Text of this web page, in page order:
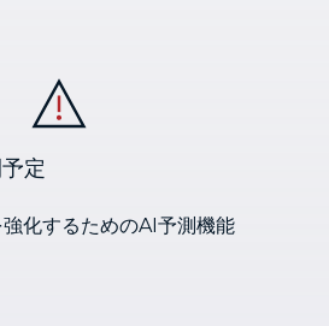
定
化するためのAI予測機能